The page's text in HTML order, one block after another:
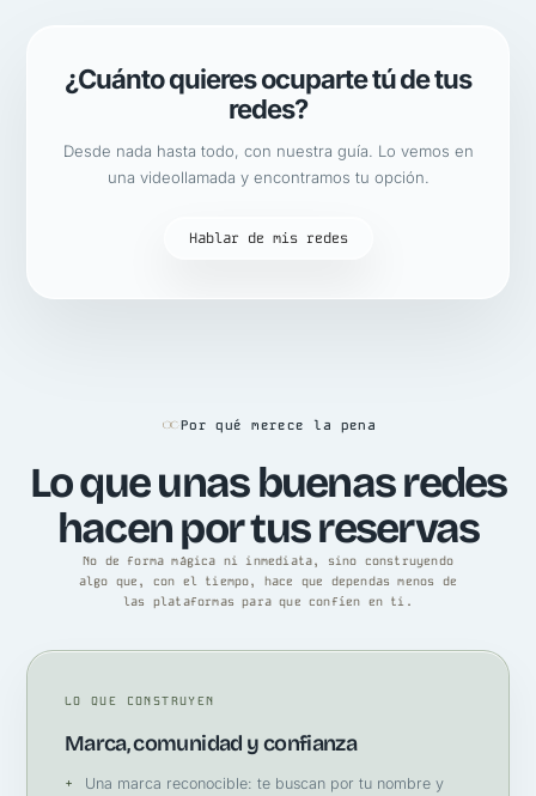
¿Cuánto quieres ocuparte tú de tus
redes?
Desde nada hasta todo, con nuestra guía. Lo vemos en
una videollamada y encontramos tu opción.
Hablar de mis redes
Por qué merece la pena
Lo que unas buenas redes
hacen por tus reservas
No de forma mágica ni inmediata, sino construyendo
algo que, con el tiempo, hace que dependas menos de
las plataformas para que confíen en ti.
LO QUE CONSTRUYEN
Marca, comunidad y confianza
Una marca reconocible: te buscan por tu nombre y